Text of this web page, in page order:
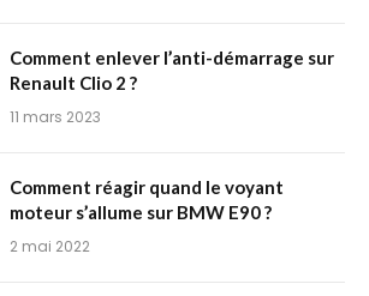
Comment enlever l’anti-démarrage sur
Renault Clio 2 ?
11 mars 2023
Comment réagir quand le voyant
moteur s’allume sur BMW E90 ?
2 mai 2022